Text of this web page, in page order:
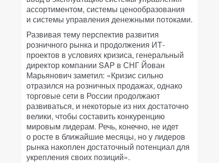
ассортиментом, системы ценообразования
и системы управления денежными потоками.
Развивая тему перспектив развития
розничного рынка и продолжения ИТ-
проектов в условиях кризиса, генеральный
директор компании SAP в СНГ Йован
Марьянович заметил: «Кризис сильно
отразился на розничных продажах, однако
торговые сети в России продолжают
развиваться, и некоторые из них достаточно
велики, чтобы составить конкуренцию
мировым лидерам. Речь, конечно, не идет
о росте в ближайшие месяцы, но у лидеров
рынка накоплен достаточный потенциал для
укрепления своих позиций».